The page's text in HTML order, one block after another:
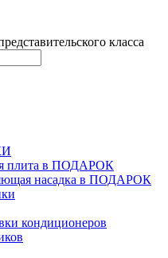
класса
плита в ПОДАРОК
насадка в ПОДАРОК
кондиционеров